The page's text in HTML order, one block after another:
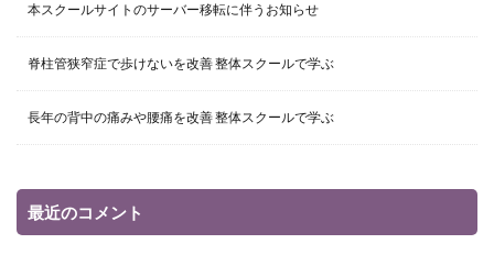
本スクールサイトのサーバー移転に伴うお知らせ
脊柱管狭窄症で歩けないを改善 整体スクールで学ぶ
長年の背中の痛みや腰痛を改善 整体スクールで学ぶ
最近のコメント